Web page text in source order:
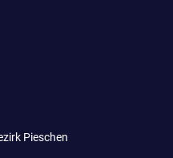
Pieschen